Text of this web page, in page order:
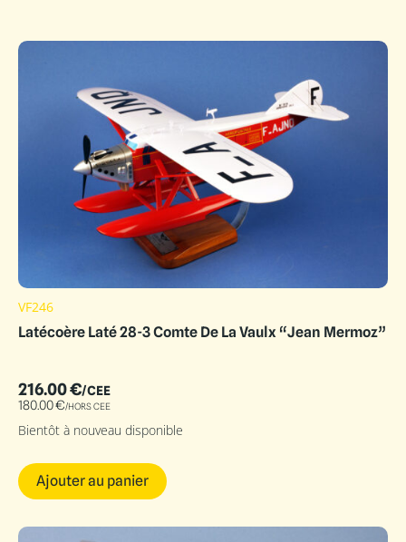
VF246
Latécoère Laté 28-3 Comte De La Vaulx “Jean Mermoz”
216.00€/CEE
180.00€/HORS CEE
Bientôt à nouveau disponible
Ajouter au panier